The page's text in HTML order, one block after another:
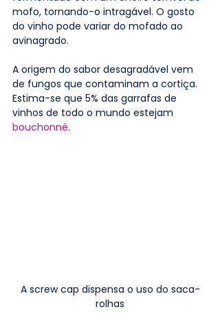
mofo, tornando-o intragável. O gosto
do vinho pode variar do mofado ao
avinagrado.
A origem do sabor desagradável vem
de fungos que contaminam a cortiça.
Estima-se que 5% das garrafas de
vinhos de todo o mundo estejam
bouchonné.
A screw cap dispensa o uso do saca-
rolhas